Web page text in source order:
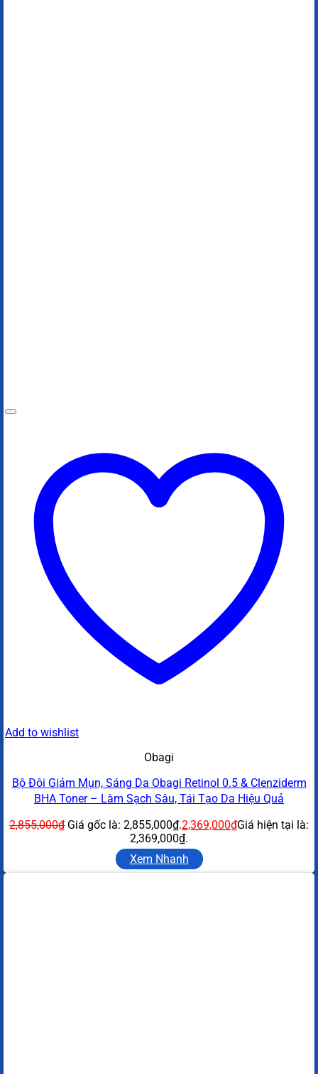
Add to wishlist
Obagi
Bộ Đôi Giảm Mụn, Sáng Da Obagi Retinol 0.5 & Clenziderm
BHA Toner – Làm Sạch Sâu, Tái Tạo Da Hiệu Quả
2,855,000₫ Giá gốc là: 2,855,000₫.2,369,000₫Giá hiện tại là:
2,369,000₫.
Xem Nhanh